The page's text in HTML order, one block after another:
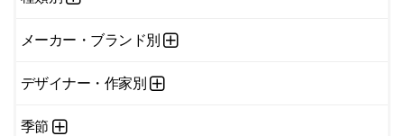
メーカー・ブランド別
デザイナー・作家別
季節